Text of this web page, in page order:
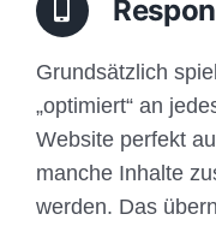
Grundsätzlich
„optimiert“ an
Website perfekt
manche Inhalte
werden. Das